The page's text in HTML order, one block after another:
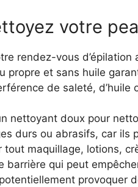
votre
rendez-vous
propre et sans huile
de saleté, d’huile
nettoyant doux pour
durs ou abrasifs, car ils
tout maquillage, lotions,
barrière qui peut
provoquer